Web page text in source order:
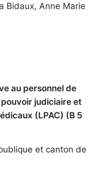
Bidaux, Anne Marie
au personnel de
judiciaire et
(LPAC) (B 5
et canton de